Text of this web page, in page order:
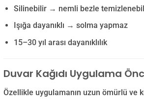
Silinebilir → nemli bezle
Işığa dayanıklı → solma yapmaz
15–30 yıl arası dayanıklılık
Duvar Kağıdı Uygulama
Özellikle uygulamanın uzun ömürlü ve